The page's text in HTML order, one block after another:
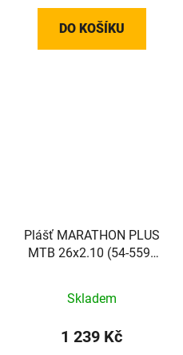
DO KOŠÍKU
Plášť MARATHON PLUS
MTB 26x2.10 (54-559)
Skladem
1 239 Kč